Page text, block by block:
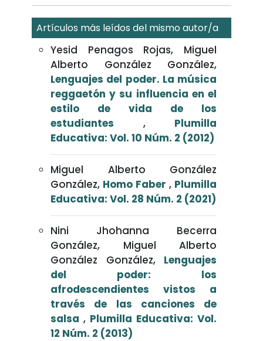
Artículos más leídos del mismo autor/a
Yesid Penagos Rojas, Miguel
Alberto González González,
Lenguajes del poder. La música
reggaetón y su influencia en el
estilo de vida de los
estudiantes , Plumilla
Educativa: Vol. 10 Núm. 2 (2012)
Miguel Alberto González
González, Homo Faber , Plumilla
Educativa: Vol. 28 Núm. 2 (2021)
Nini Jhohanna Becerra
González, Miguel Alberto
González González, Lenguajes
del poder: los
afrodescendientes vistos a
través de las canciones de
salsa , Plumilla Educativa: Vol.
12 Núm. 2 (2013)